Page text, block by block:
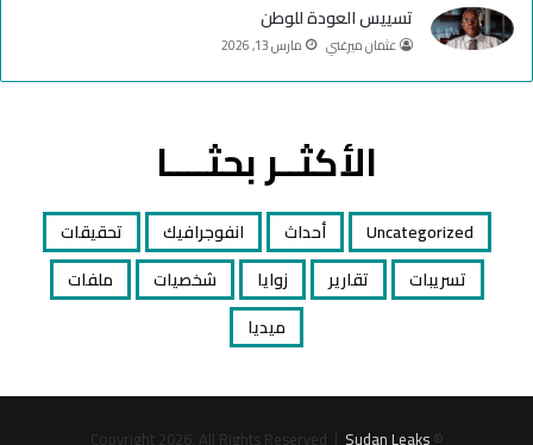
تسييس العودة للوطن
عثمان ميرغني مارس 13, 2026
الأكثــر بحثــــا
Uncategorized أحداث انفوجرافيك
تحقيقات
تسريبات
تقارير زوايا شخصيات
ملفات
ميديا
© Copyright 2026, All Rights Reserved |
Sudan Leaks